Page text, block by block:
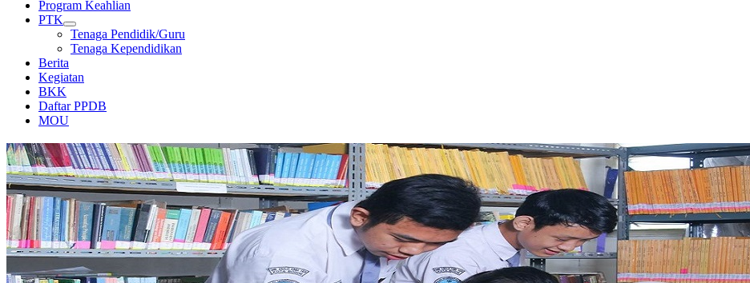
Program Keahlian
PTK
Tenaga Pendidik/Guru
Tenaga Kependidikan
Berita
Kegiatan
BKK
Daftar PPDB
MOU
PERPUSTAKAAN